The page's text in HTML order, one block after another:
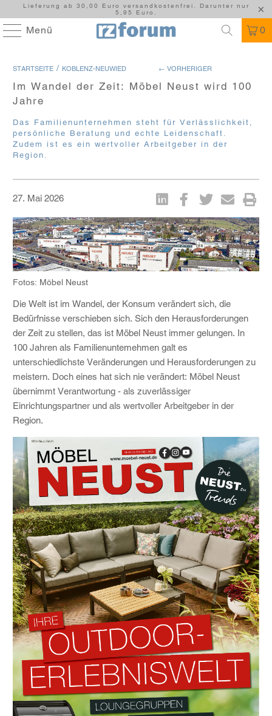
Lieferung ab 30,00 Euro versandkostenfrei. Darunter nur
5,95 Euro.
Menü 0
STARTSEITE / KOBLENZ-NEUWIED ← VORHERIGER
Im Wandel der Zeit: Möbel Neust wird 100
Jahre
Das Familienunternehmen steht für Verlässlichkeit,
persönliche Beratung und echte Leidenschaft.
Zudem ist es ein wertvoller Arbeitgeber in der
Region.
27. Mai 2026
Fotos: Möbel Neust
Die Welt ist im Wandel, der Konsum verändert sich, die
Bedürfnisse verschieben sich. Sich den Herausforderungen
der Zeit zu stellen, das ist Möbel Neust immer gelungen. In
100 Jahren als Familienuntemehmen galt es
unterschiedlichste Veränderungen und Herausforderungen zu
meistern. Doch eines hat sich nie verändert: Möbel Neust
übernimmt Verantwortung - als zuverlässiger
Einrichtungspartner und als wertvoller Arbeitgeber in der
Region.